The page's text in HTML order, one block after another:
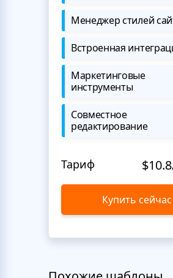
Менеджер стилей
Встроенная
Маркетинговые
инструменты
Совместное
редактирование
Тариф
Купить сейчас